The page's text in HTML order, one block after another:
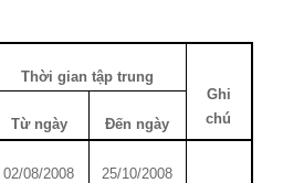
Thời gian tập trung
Ghi
chú
Từ ngày Đến ngày
02/08/2008 25/10/2008